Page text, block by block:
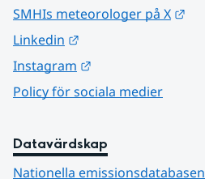
SMHIs meteorologer på X
Linkedin
Instagram
Policy för sociala medier
Datavärdskap
Nationella emissionsdatabasen